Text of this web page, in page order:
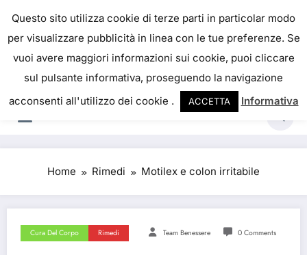
IL PORTALE DEL BENESSERE
La salute è come il denaro, non abbiamo mai una
vera idea del suo valore fino a quando la
perdiamo. Josh Billings
Home Rimedi Motilex e colon irritabile
Cura Del Corpo Rimedi Team Benessere 0 Comments
Questo sito utilizza cookie di terze parti in particolar modo
per visualizzare pubblicità in linea con le tue preferenze. Se
vuoi avere maggiori informazioni sui cookie, puoi cliccare
sul pulsante informativa, proseguendo la navigazione
acconsenti all'utilizzo dei cookie .
ACCETTA Informativa